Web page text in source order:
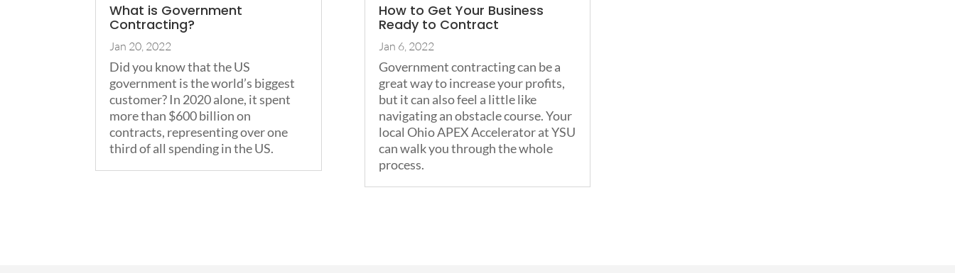
What is Government
Contracting?
Jan 20, 2022
Did you know that the US
government is the world’s biggest
customer? In 2020 alone, it spent
more than $600 billion on
contracts, representing over one
third of all spending in the US.
How to Get Your Business
Ready to Contract
Jan 6, 2022
Government contracting can be a
great way to increase your profits,
but it can also feel a little like
navigating an obstacle course. Your
local Ohio APEX Accelerator at YSU
can walk you through the whole
process.